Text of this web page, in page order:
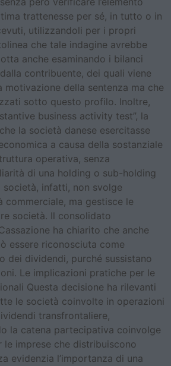
trattenesse per sé, in tutto o in
utilizzandoli per i propri
che tale indagine avrebbe
anche esaminando i bilanci
contribuente, dei quali viene
motivazione della sentenza ma che
sotto questo profilo. Inoltre,
business activity test”, la
la società danese esercitasse
a causa della sostanziale
operativa, senza
di una holding o sub-holding
infatti, non svolge
ma gestisce le
società. Il consolidato
ha chiarito che anche
essere riconosciuta come
dei dividendi, purché sussistano
Le implicazioni pratiche per le
Questa decisione ha rilevanti
le società coinvolte in operazioni
transfrontaliere,
la catena partecipativa coinvolge
le imprese che distribuiscono
evidenzia l’importanza di una